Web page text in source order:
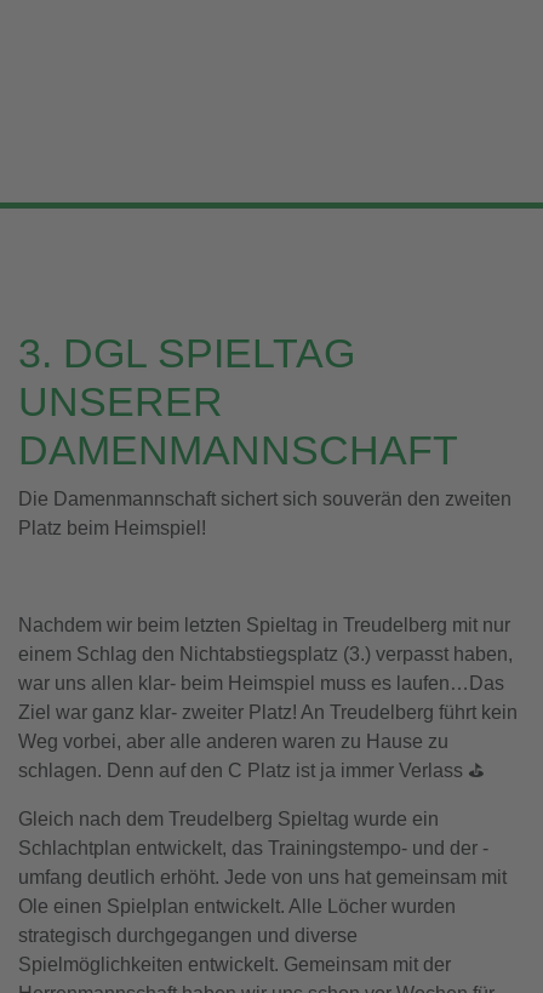
3. DGL SPIELTAG
UNSERER
DAMENMANNSCHAFT
Die Damenmannschaft sichert sich souverän den zweiten
Platz beim Heimspiel!
Nachdem wir beim letzten Spieltag in Treudelberg mit nur
einem Schlag den Nichtabstiegsplatz (3.) verpasst haben,
war uns allen klar- beim Heimspiel muss es laufen…Das
Ziel war ganz klar- zweiter Platz! An Treudelberg führt kein
Weg vorbei, aber alle anderen waren zu Hause zu
schlagen. Denn auf den C Platz ist ja immer Verlass ⛳️
Gleich nach dem Treudelberg Spieltag wurde ein
Schlachtplan entwickelt, das Trainingstempo- und der -
umfang deutlich erhöht. Jede von uns hat gemeinsam mit
Ole einen Spielplan entwickelt. Alle Löcher wurden
strategisch durchgegangen und diverse
Spielmöglichkeiten entwickelt. Gemeinsam mit der